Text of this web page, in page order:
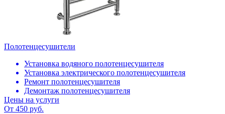
Полотенцесушители
Установка водяного полотенцесушителя
Установка электрического полотенцесушителя
Ремонт полотенцесушителя
Демонтаж полотенцесушителя
Цены на услуги
От 450 руб.